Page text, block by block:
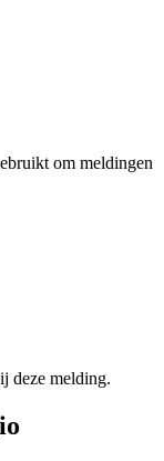
om meldingen
deze melding.